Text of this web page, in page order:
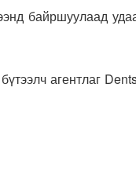
байршуулаад
агентлаг